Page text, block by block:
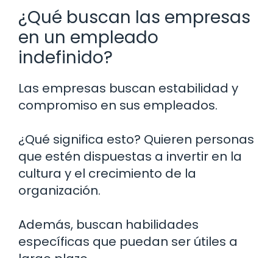
¿Qué buscan las empresas
en un empleado
indefinido?
Las empresas buscan estabilidad y
compromiso en sus empleados.
¿Qué significa esto? Quieren personas
que estén dispuestas a invertir en la
cultura y el crecimiento de la
organización.
Además, buscan habilidades
específicas que puedan ser útiles a